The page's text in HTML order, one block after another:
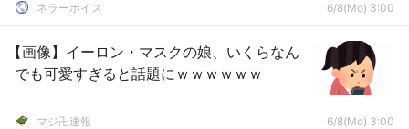
ネラーボイス 6/8(Mo) 3:00
【画像】イーロン・マスクの娘、いくらなん
でも可愛すぎると話題にｗｗｗｗｗｗ
マジ卍速報 6/8(Mo) 3:00